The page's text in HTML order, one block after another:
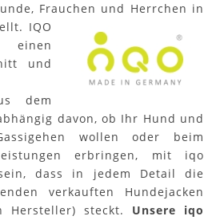
Frauchen und Herrchen in
IQO
und
dem
davon, ob Ihr Hund und
wollen oder beim
erbringen, mit iqo
dass in jedem Detail die
verkauften Hundejacken
Hersteller) steckt. Unsere iqo